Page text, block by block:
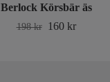
Berlock Körsbär äs
198 kr 160 kr